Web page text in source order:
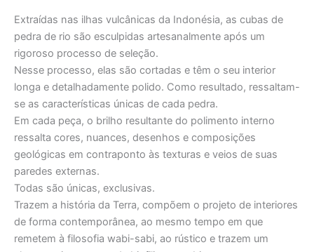
Extraídas nas ilhas vulcânicas da Indonésia, as cubas de
pedra de rio são esculpidas artesanalmente após um
rigoroso processo de seleção.
Nesse processo, elas são cortadas e têm o seu interior
longa e detalhadamente polido. Como resultado, ressaltam-
se as características únicas de cada pedra.
Em cada peça, o brilho resultante do polimento interno
ressalta cores, nuances, desenhos e composições
geológicas em contraponto às texturas e veios de suas
paredes externas.
Todas são únicas, exclusivas.
Trazem a história da Terra, compõem o projeto de interiores
de forma contemporânea, ao mesmo tempo em que
remetem à filosofia wabi-sabi, ao rústico e trazem um